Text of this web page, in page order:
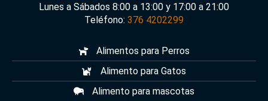
Lunes a Sábados 8:00 a 13:00 y 17:00 a 21:00
Teléfono: 376 4202299
Alimentos para Perros
Alimento para Gatos
Alimento para mascotas